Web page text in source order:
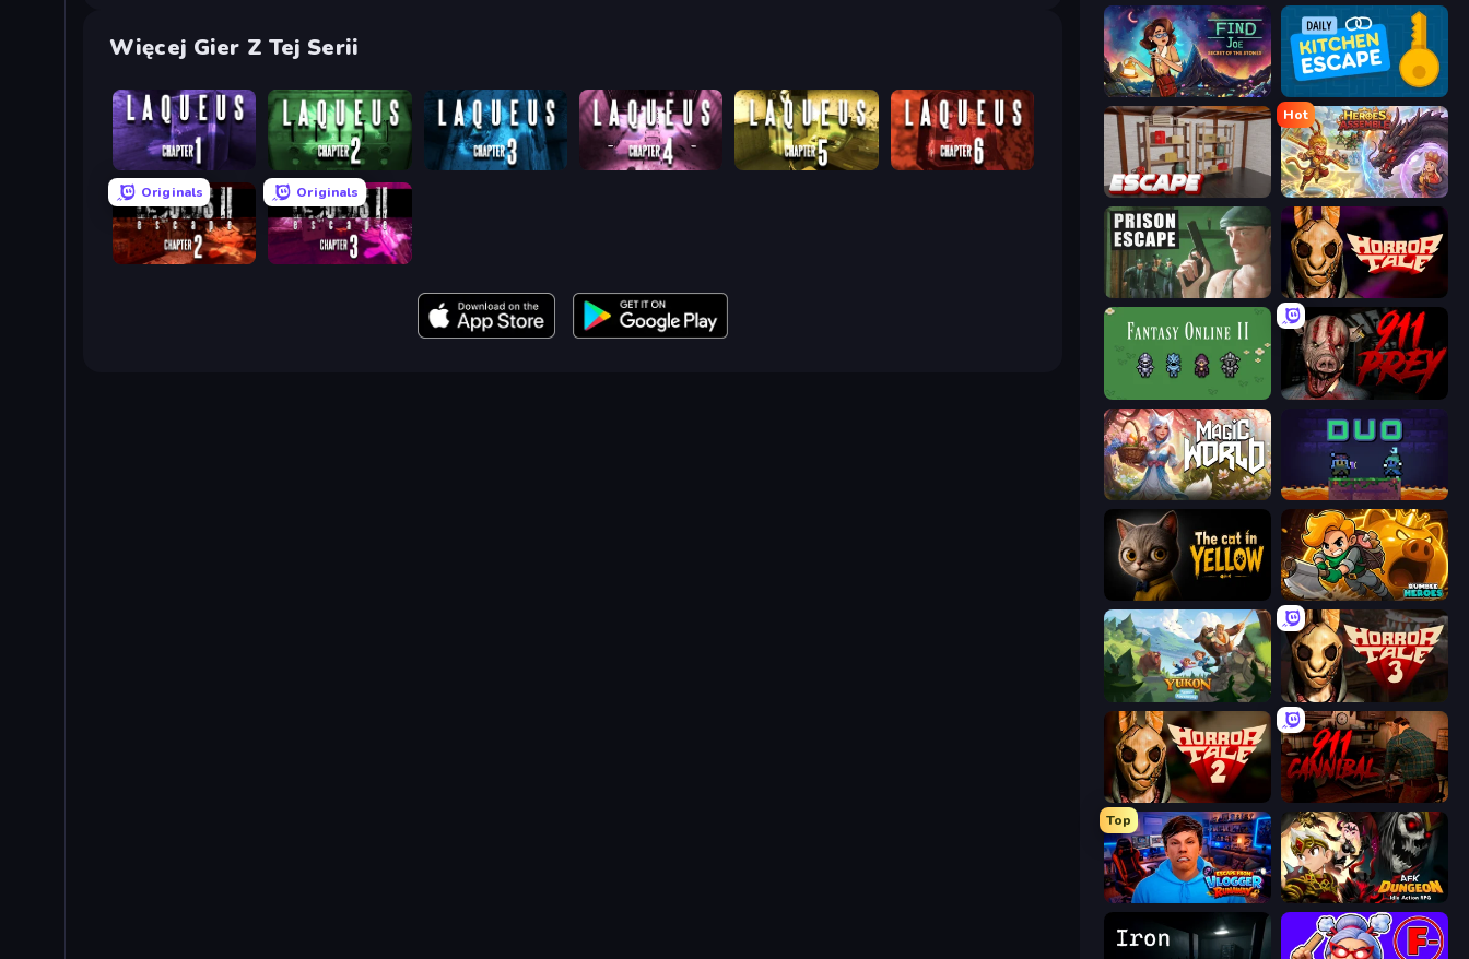
Więcej Gier Z Tej Serii
Laqueus Escape: Chapter III Laqueus Escape: Chapter V Laqueus Escape: Chapter VI
Originals
Laqueus Escape 2: Chapter II
Originals
Laqueus Escape 2 - Chapter III
Find Joe: Secret of The Stones Daily Kitchen Escape
Kitchen Escape
Hot
Heroes Assemble
Prison Escape Horror Tale
911: Prey
Magic World Duo
The Cat in Yellow Rumble Heroes
Yukon: Family Adventure
911: Cannibal
Top
Escape from Vlogger: Runaway AFK Dungeon: Idle Action RPG